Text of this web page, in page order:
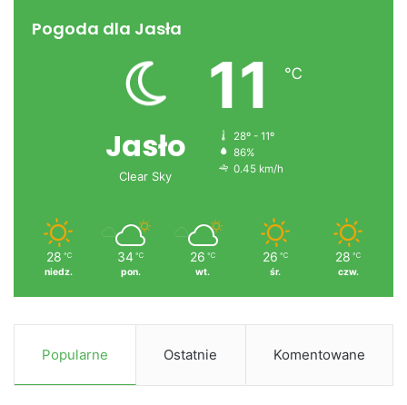
Pogoda dla Jasła
Jasło
Clear Sky
11 ℃
28º - 11º
86%
0.45 km/h
28 ℃
niedz.
34 ℃
pon.
26 ℃
wt.
26 ℃
śr.
28 ℃
czw.
Popularne Ostatnie Komentowane